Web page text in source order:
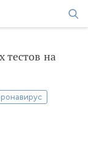
тестов на